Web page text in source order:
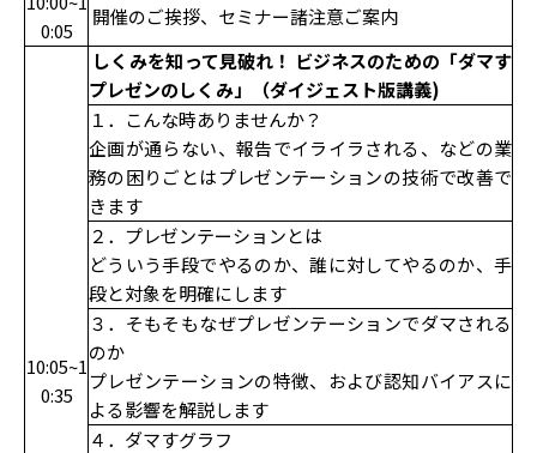
0:05
開催のご挨拶、セミナー諸注意ご案内
10:05~1
0:35
しくみを知って見破れ！ ビジネスのための「ダマす
プレゼンのしくみ」（ダイジェスト版講義)
１．こんな時ありませんか？
企画が通らない、報告でイライラされる、などの業
務の困りごとはプレゼンテーションの技術で改善で
きます
２．プレゼンテーションとは
どういう手段でやるのか、誰に対してやるのか、手
段と対象を明確にします
３．そもそもなぜプレゼンテーションでダマされる
のか
プレゼンテーションの特徴、および認知バイアスに
よる影響を解説します
４．ダマすグラフ